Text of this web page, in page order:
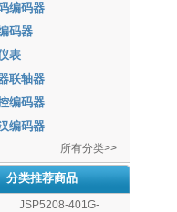
编码器
码器
表
联轴器
编码器
编码器
所有分类>>
分类推荐商品
JSP5208-401G-